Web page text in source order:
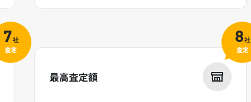
7社
査定
最高査定額
8社
査定